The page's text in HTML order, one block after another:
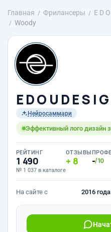
Главная Фрилансеры E D
Woody
E D O U D E S I
Нейросаммари
Эффективный лого дизайн
РЕЙТИНГ
1 490
№ 1 037 в каталоге
ОТЗЫВЫ
8 -/10
На сайте с 2016 года